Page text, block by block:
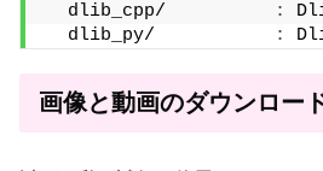
  dlib_cpp/
:
  dlib_py/
:
画像と動画のダウンロー